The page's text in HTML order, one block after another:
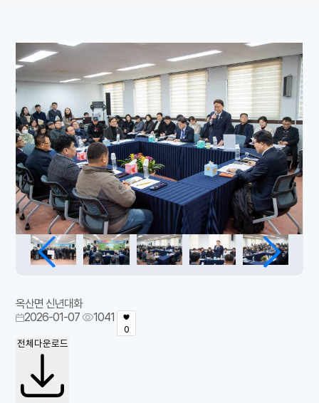
옥산면 신년대화
2026-01-07
1041
0
전체다운로드